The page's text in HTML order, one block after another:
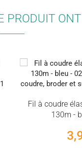
PRODUIT
Fil à coudre
130m -